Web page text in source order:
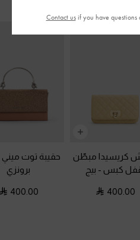
كريسيدا مبطّن
كبس - بيج
400.00
حقيبة توت
برونزي
400.00
Contact usif you have questions